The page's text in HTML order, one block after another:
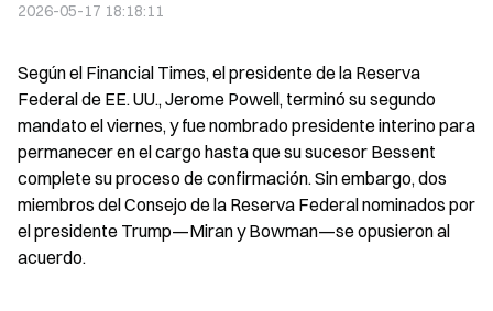
2026-05-17 18:18:11
Según el Financial Times, el presidente de la Reserva
Federal de EE. UU., Jerome Powell, terminó su segundo
mandato el viernes, y fue nombrado presidente interino para
permanecer en el cargo hasta que su sucesor Bessent
complete su proceso de confirmación. Sin embargo, dos
miembros del Consejo de la Reserva Federal nominados por
el presidente Trump—Miran y Bowman—se opusieron al
acuerdo.